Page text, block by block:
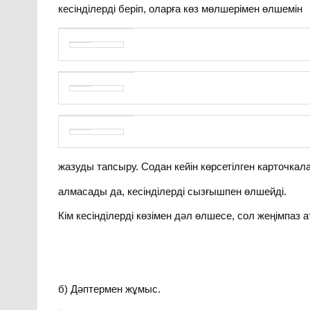
кесінділерді беріп, оларға көз мөлшерімен өлшемін
жазуды тапсыру. Содан кейін көрсетілген
алмасады да, кесінділерді сызғышпен өлшейді.
Кім кесінділерді көзімен дәл өлшесе, сол жеңімпаз
б) Дәптермен жұмыс.